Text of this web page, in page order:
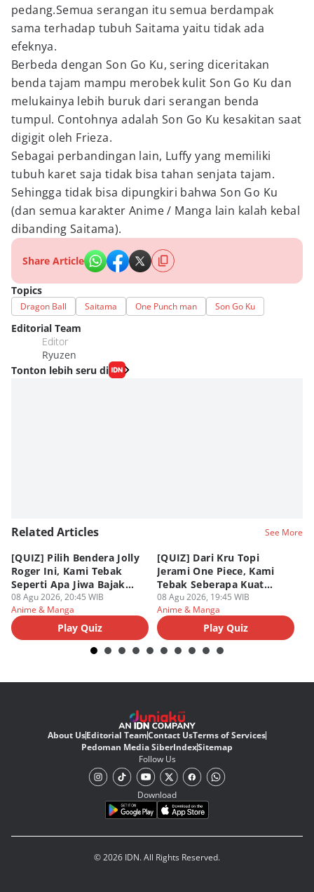
pedang.Semua serangan itu semua berdampak
sama terhadap tubuh Saitama yaitu tidak ada
efeknya.
Berbeda dengan Son Go Ku, sering diceritakan
benda tajam mampu merobek kulit Son Go Ku dan
melukainya lebih buruk dari serangan benda
tumpul. Contohnya adalah Son Go Ku kesakitan saat
digigit oleh Frieza.
Sebagai perbandingan lain, Luffy yang memiliki
tubuh karet saja tidak bisa tahan senjata tajam.
Sehingga tidak bisa dipungkiri bahwa Son Go Ku
(dan semua karakter Anime / Manga lain kalah kebal
dibanding Saitama).
Share Article
Topics
Dragon Ball Saitama One Punch man Son Go Ku
Editorial Team
Editor
Ryuzen
Tonton lebih seru di
Related Articles See More
[QUIZ] Pilih Bendera Jolly
Roger Ini, Kami Tebak
Seperti Apa Jiwa Bajak
Laut Dalam Dirimu
08 Agu 2026, 20:45 WIB
Anime & Manga
Play Quiz
[QUIZ] Dari Kru Topi
Jerami One Piece, Kami
Tebak Seberapa Kuat
Mentalmu
08 Agu 2026, 19:45 WIB
Anime & Manga
Play Quiz
About UsEditorial TeamContact UsTerms of Services
Pedoman Media SiberIndexSitemap
Follow Us
Download
© 2026 IDN. All Rights Reserved.